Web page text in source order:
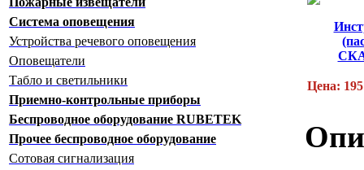
Система оповещения
Устройства речевого оповещения
Оповещатели
Табло и светильники
Приемно-контрольные приборы
Беспроводное оборудование RUBETEK
Прочее беспроводное оборудование
Сотовая сигнализация
Цена: